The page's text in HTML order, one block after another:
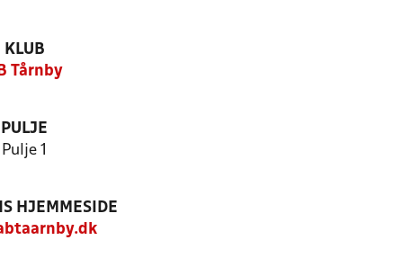
KLUB
Tårnby
PULJE
Pulje 1
HJEMMESIDE